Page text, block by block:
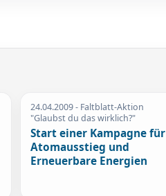
24.04.2009- Faltblatt-Aktion
"Glaubst du das wirklich?"
Start einer Kampagne für
Atomausstieg und
Erneuerbare Energien